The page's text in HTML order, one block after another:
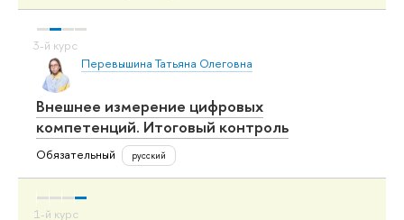
Перевышина Татьяна Олеговна
Внешнее измерение цифровых
компетенций. Итоговый контроль
Обязательный русский